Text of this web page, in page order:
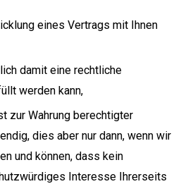
eines Vertrags mit Ihnen
damit eine rechtliche
werden kann,
zur Wahrung berechtigter
dies aber nur dann, wenn wir
und können, dass kein
Interesse Ihrerseits